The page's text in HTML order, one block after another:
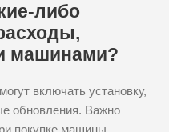
либо
машинами?
включать установку,
обновления. Важно
покупке машины.